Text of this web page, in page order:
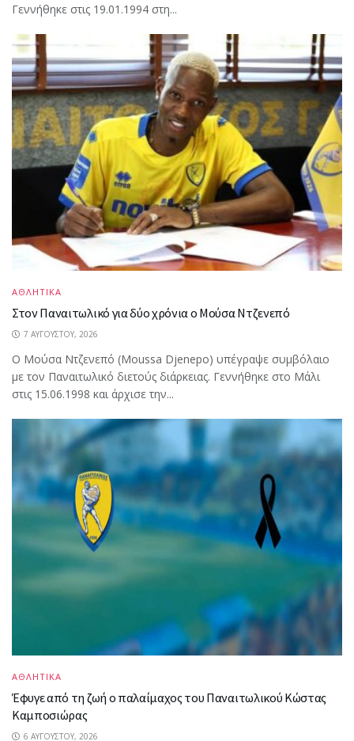
Γεννήθηκε στις 19.01.1994 στη...
ΑΘΛΗΤΙΚΑ
Στον Παναιτωλικό για δύο χρόνια ο Μούσα Ντζενεπό
7 ΑΥΓΟΎΣΤΟΥ, 2026
Ο Μούσα Ντζενεπό (Moussa Djenepo) υπέγραψε συμβόλαιο
με τον Παναιτωλικό διετούς διάρκειας. Γεννήθηκε στο Μάλι
στις 15.06.1998 και άρχισε την...
ΑΘΛΗΤΙΚΑ
Έφυγε από τη ζωή ο παλαίμαχος του Παναιτωλικού Κώστας
Καμποσιώρας
6 ΑΥΓΟΎΣΤΟΥ, 2026